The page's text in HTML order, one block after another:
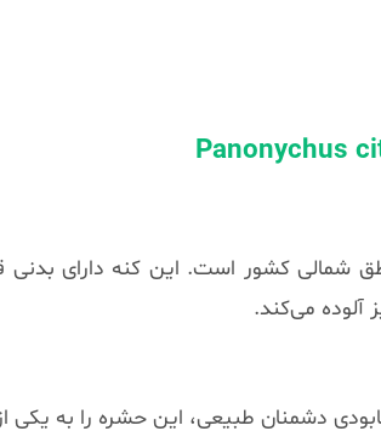
کشور است. این کنه دارای بدنی
آلوده می‌کند.
دشمنان طبیعی، این حشره را به یکی